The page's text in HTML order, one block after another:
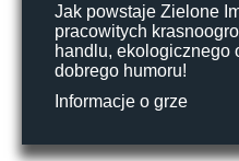
Jak powstaje Zielone
pracowitych
handlu, ekologicznego
dobrego humoru!
Informacje o grze